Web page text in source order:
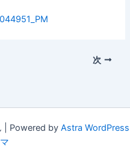
次
| Powered by Astra WordPress